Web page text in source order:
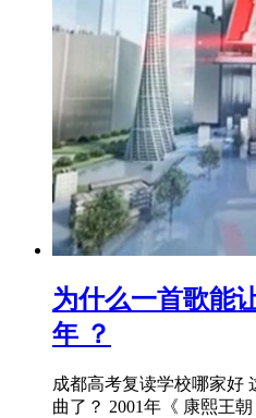
为什么一首歌能
年 ？
成都高考复读学校哪家好
曲了？ 2001年《 康熙王